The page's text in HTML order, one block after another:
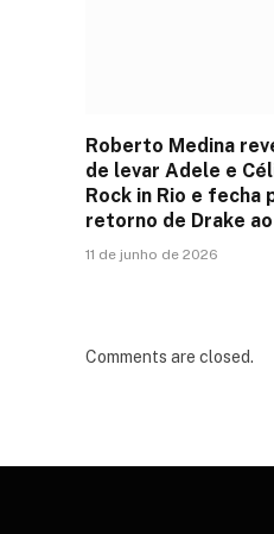
Roberto Medina
de levar Adele e
Rock in Rio e fecha
retorno de Drake
11 de junho de 2026
Comments are closed.